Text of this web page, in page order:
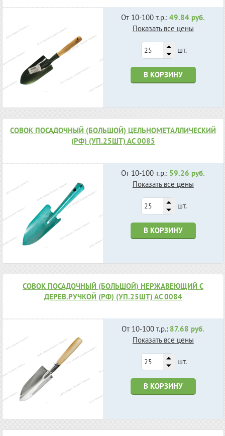
От 10-100 т.р.:49.84 руб.
Показать все цены
шт.
В КОРЗИНУ
СОВОК ПОСАДОЧНЫЙ (БОЛЬШОЙ) ЦЕЛЬНОМЕТАЛЛИЧЕСКИЙ
(РФ) (УП.25ШТ) АС 0085
От 10-100 т.р.: 59.26 руб.
Показать все цены
шт.
В КОРЗИНУ
СОВОК ПОСАДОЧНЫЙ (БОЛЬШОЙ) НЕРЖАВЕЮЩИЙ С
ДЕРЕВ.РУЧКОЙ (РФ) (УП.25ШТ) АС 0084
От 10-100 т.р.: 87.68 руб.
Показать все цены
шт.
В КОРЗИНУ